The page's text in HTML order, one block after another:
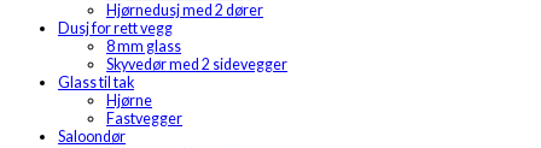
Hjørnedusj med 2 dører
Dusj for rett vegg
8 mm glass
Skyvedør med 2 sidevegger
Glass til tak
Hjørne
Fastvegger
Saloondør